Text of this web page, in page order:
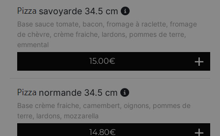
savoyarde 34.5 cm
Base sauce tomate, bacon, fromage à raclette, fromage
de chèvre, crème fraiche, lardons, pommes de terre,
emmental
15.00€
normande 34.5 cm
Base crème fraiche, camembert, oignons, pommes de
terre, lardons, mozzarella
14.80€